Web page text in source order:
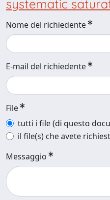
systematic
Nome del richiedente
E-mail del richiedente
File
tutti i file (di questo
il file(s) che avete
Messaggio